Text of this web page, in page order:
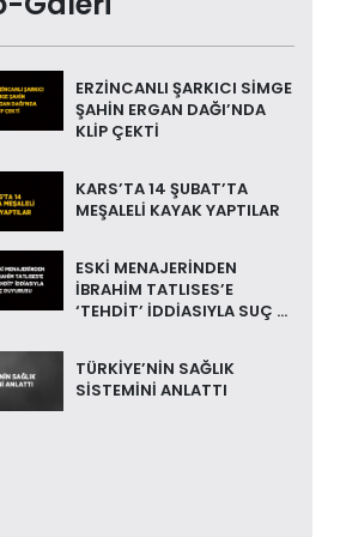
ERZİNCANLI ŞARKICI SİMGE
ŞAHİN ERGAN DAĞI’NDA
KLİP ÇEKTİ
KARS’TA 14 ŞUBAT’TA
MEŞALELİ KAYAK YAPTILAR
ESKİ MENAJERİNDEN
İBRAHİM TATLISES’E
‘TEHDİT’ İDDİASIYLA SUÇ ...
TÜRKİYE’NİN SAĞLIK
SİSTEMİNİ ANLATTI